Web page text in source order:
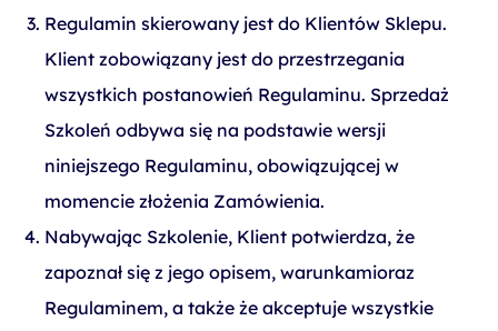
Regulamin skierowany jest do Klientów Sklepu.
Klient zobowiązany jest do przestrzegania
wszystkich postanowień Regulaminu. Sprzedaż
Szkoleń odbywa się na podstawie wersji
niniejszego Regulaminu, obowiązującej w
momencie złożenia Zamówienia.
Nabywając Szkolenie, Klient potwierdza, że
zapoznał się z jego opisem, warunkamioraz
Regulaminem, a także że akceptuje wszystkie